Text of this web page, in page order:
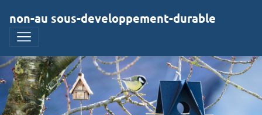
non-au sous-developpement-durable